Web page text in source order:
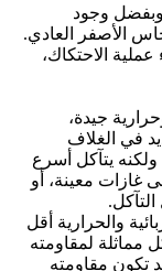
وبفضل وجود
الأصفر العادي.
الاحتكاك،
جيدة،
في الغلاف
ولكنه يتآكل أسرع
غازات معينة، أو
والحرارية أقل
مماثلة لمقاومته
تكون مقاومته